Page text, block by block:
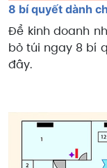
8 bí quyết dành
Để kinh doanh
bỏ túi ngay 8 bí
đây.